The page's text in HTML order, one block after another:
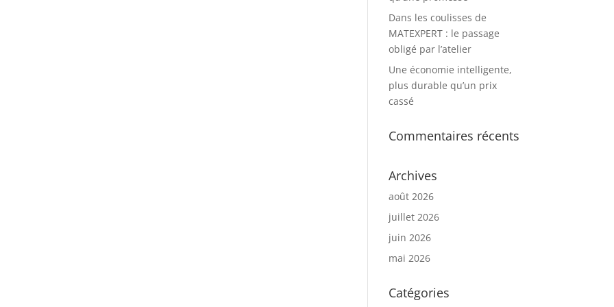
Dans les coulisses de
MATEXPERT : le passage
obligé par l’atelier
Une économie intelligente,
plus durable qu’un prix
cassé
Commentaires récents
Archives
août 2026
juillet 2026
juin 2026
mai 2026
Catégories